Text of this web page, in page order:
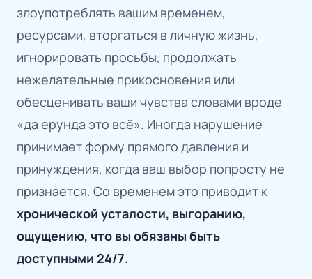
злоупотреблять вашим временем,
ресурсами, вторгаться в личную жизнь,
игнорировать просьбы, продолжать
нежелательные прикосновения или
обесценивать ваши чувства словами вроде
«да ерунда это всё». Иногда нарушение
принимает форму прямого давления и
принуждения, когда ваш выбор попросту не
признается. Со временем это приводит к
хронической усталости, выгоранию,
ощущению, что вы обязаны быть
доступными 24/7.